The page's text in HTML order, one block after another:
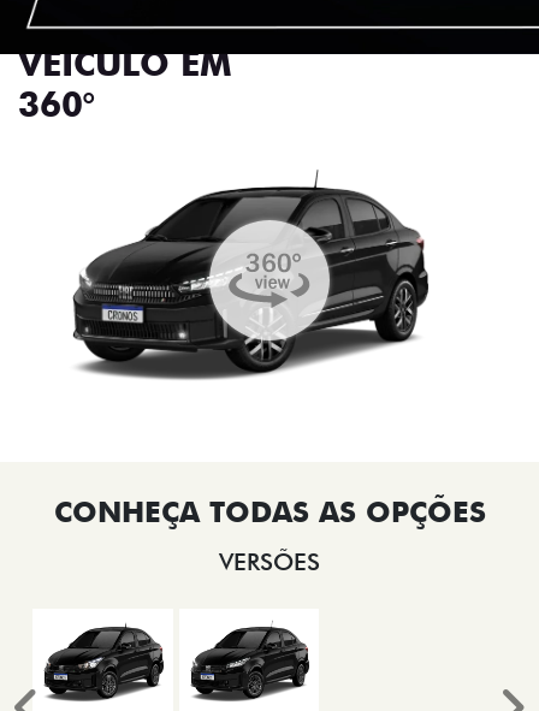
VISUALIZE O
VEÍCULO EM
360°
VERSÕES